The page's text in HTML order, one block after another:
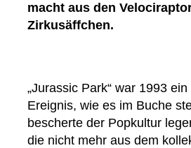
macht aus den
Zirkusäffchen.
„Jurassic Park“ war 1993
Ereignis, wie es im Buche
bescherte der Popkultur
die nicht mehr aus dem